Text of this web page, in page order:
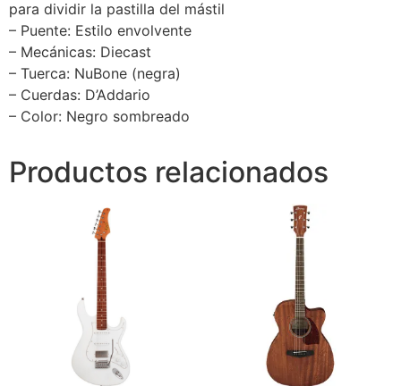
para dividir la pastilla del mástil
– Puente: Estilo envolvente
– Mecánicas: Diecast
– Tuerca: NuBone (negra)
– Cuerdas: D’Addario
– Color: Negro sombreado
Productos relacionados